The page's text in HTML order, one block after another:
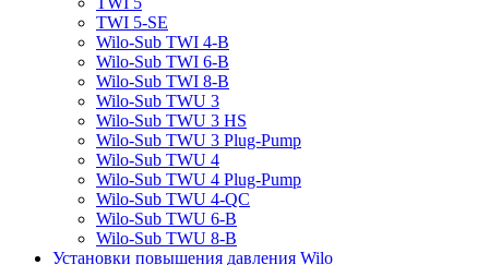
TWI 5-SE
Wilo-Sub TWI 4-B
Wilo-Sub TWI 6-B
Wilo-Sub TWI 8-B
Wilo-Sub TWU 3
Wilo-Sub TWU 3 HS
Wilo-Sub TWU 3 Plug-Pump
Wilo-Sub TWU 4
Wilo-Sub TWU 4 Plug-Pump
Wilo-Sub TWU 4-QC
Wilo-Sub TWU 6-B
Wilo-Sub TWU 8-B
Установки повышения давления Wilo